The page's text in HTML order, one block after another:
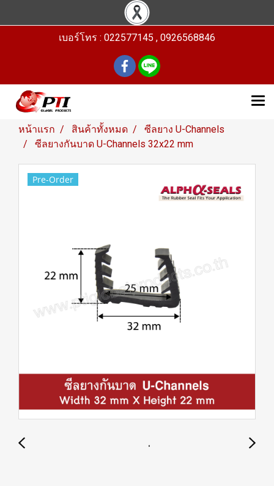
เบอร์โทร : 022577145 , 0926568846
หน้าแรก สินค้าทั้งหมด
ซีลยาง U-Channels
ซีลยางกันบาด U-Channels 32x22 mm
Pre-Order